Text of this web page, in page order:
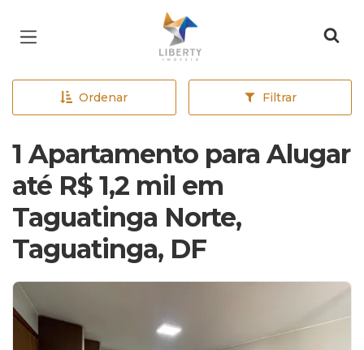
Página inicial
Ordenar Filtrar
1 Apartamento para Alugar
até R$ 1,2 mil em
Taguatinga Norte,
Taguatinga, DF